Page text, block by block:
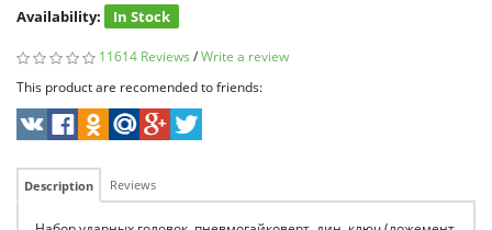
Availability:
In Stock
11614 Reviews /Write a review
This product are recomended to friends:
Description Reviews